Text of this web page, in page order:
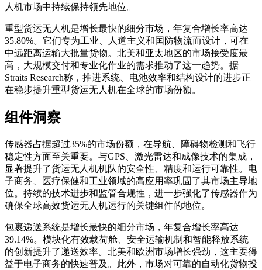
人机市场中持续保持领先地位。
重型货运无人机是增长最快的细分市场，年复合增长率高达
35.80%。它们专为工业、人道主义和国防物流而设计，可在
中远距离运输大批量货物。北美和亚太地区的市场接受度最
高，大规模交付和专业化作业的需求推动了这一趋势。据
Straits Research称，推进系统、电池效率和结构设计的进步正
在稳步提升重型货运无人机在全球的市场份额。
组件洞察
传感器占据超过35%的市场份额，在导航、障碍物检测和飞行
稳定性方面至关重要。与GPS、激光雷达和成像技术的集成，
显著提升了货运无人机机队的安全性、精度和运行可靠性。电
子商务、医疗保健和工业领域的高应用率巩固了其市场主导地
位。持续的技术进步和监管合规性，进一步强化了传感器作为
确保全球高效货运无人机运行的关键组件的地位。
包裹递送系统是增长最快的细分市场，年复合增长率高达
39.14%。模块化有效载荷舱、安全运输机制和智能释放系统
的创新提升了递送效率。北美和欧洲市场增长强劲，这主要得
益于电子商务的快速普及。此外，市场对可靠的自动化货物投